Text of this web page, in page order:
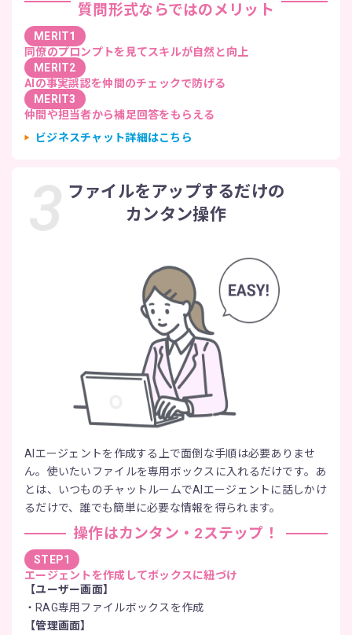
質問形式ならではのメリット
MERIT1
同僚のプロンプトを見てスキルが自然と向上
MERIT2
AIの事実誤認を仲間のチェックで防げる
MERIT3
仲間や担当者から補足回答をもらえる
ビジネスチャット詳細はこちら
ファイルをアップするだけの
カンタン操作
AIエージェントを作成する上で面倒な手順は必要ありませ
ん。使いたいファイルを専用ボックスに入れるだけです。あ
とは、いつものチャットルームでAIエージェントに話しかけ
るだけで、誰でも簡単に必要な情報を得られます。
操作はカンタン・2ステップ！
STEP1
エージェントを作成してボックスに紐づけ
【ユーザー画面】
RAG専用ファイルボックスを作成
【管理画面】